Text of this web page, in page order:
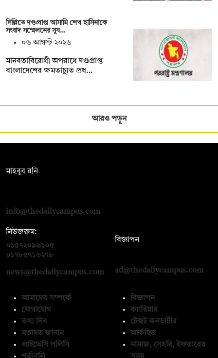
দিল্লিতে দণ্ডপ্রাপ্ত আসামি শেখ হাসিনাকে
সংবাদ সম্মেলনের সুয…
০৬ আগস্ট ২০২৬
মানবতাবিরোধী অপরাধে দণ্ডপ্রাপ্ত
বাংলাদেশের ক্ষমতাচ্যুত প্রধ…
আরও পড়ুন
মাহবুব রনি
info@thedailycampus.com
নিউজরুম:
০১৫৭২০৯৯১০৫
০১৭৮৫৭১৬২৭৮
news@thedailycampus.com
বিজ্ঞাপন
ad@thedailycampus.com
আমাদের সম্পর্কে
যোগাযোগ
তথ্য দিন
মতামত জানান
প্রাইভেসি পলিসি
শর্তাবলি
বিজ্ঞাপন
ক্যারিয়ার
টেক্সট কনভার্টার
আর্কাইভ
নামাজ, সেহরি, ইফতারের
সময়